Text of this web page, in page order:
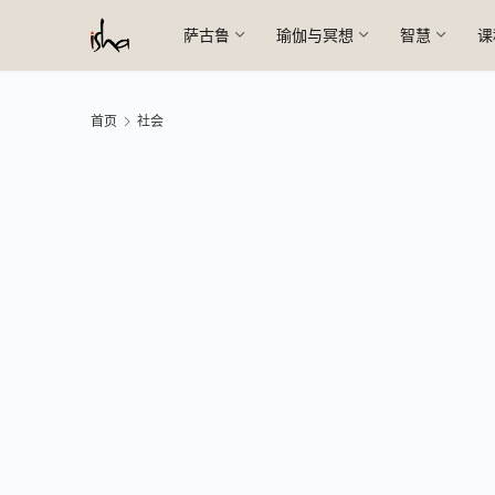
萨古鲁 瑜伽与冥想 智慧
首页 社会